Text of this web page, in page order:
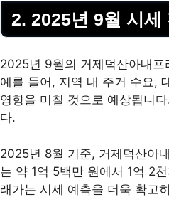
2. 2025년 9월 시세
2025년 9월의 거제덕산아내프
예를 들어, 지역 내 주거 수요,
영향을 미칠 것으로 예상됩니
다.
2025년 8월 기준, 거제덕산아
는 약 1억 5백만 원에서 1억 2
래가는 시세 예측을 더욱 확고